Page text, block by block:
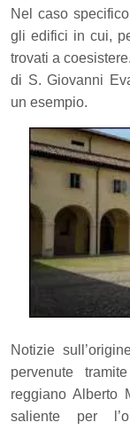
Nel caso
gli edifici in cui,
trovati a
di S. Giovanni
un esempio.
Notizie
pervenute
reggiano Alberto
saliente per